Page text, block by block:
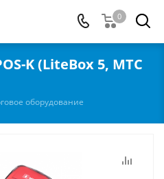
0
K (LiteBox 5, МТС
оборудование